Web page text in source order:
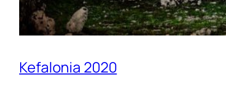
Kefalonia 2020